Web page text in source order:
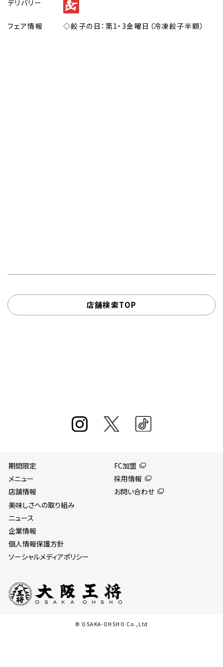
デリバリー
フェア情報 ◇餃子の日：第1・3金曜日（冷凍餃子半額）
店舗検索TOP
期間限定
メニュー
店舗情報
美味しさへの取り組み
ニュース
企業情報
個人情報保護方針
ソーシャルメディアポリシー
FC加盟
採用情報
お問い合わせ
© OSAKA-OHSHO Co.,Ltd